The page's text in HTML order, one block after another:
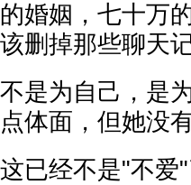
的婚姻，七十万
该删掉那些聊天记
不是为自己，是
点体面，但她没有
这已经不是"不爱